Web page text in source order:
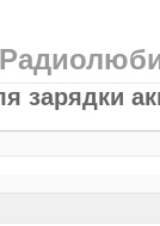
зарядки